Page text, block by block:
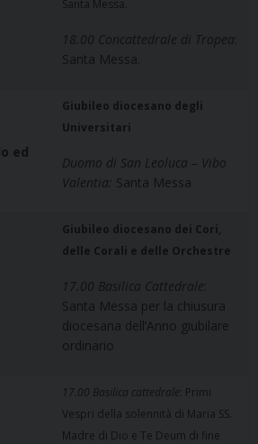
Santa Messa.
18.00 Concattedrale di Tropea
Santa Messa.
ed
Giubileo diocesano degli
Universitari
Duomo di San Leoluca – Vibo
Valentia: Santa Messa
Giubileo diocesano dei Cori,
delle Corali e delle Orchestre
17.00 Basilica Cattedrale
Santa Messa per la chiusura
diocesana dell’Anno giubilare
ordinario
17.00 Basilica cattedrale : Primi
Vespri della solennità di Maria SS.
Madre di Dio e Te Deum di fine